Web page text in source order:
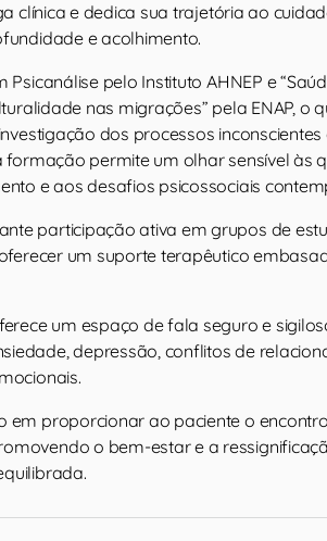
clínica e dedica sua trajetória ao
e acolhimento.
Psicanálise pelo Instituto AHNEP e
nas migrações” pela ENAP, o
dos processos
formação permite um olhar sensível às
e aos desafios psicossociais
participação ativa em grupos de
um suporte terapêutico
um espaço de fala seguro e
depressão, conflitos de
em proporcionar ao paciente o
o bem-estar e a